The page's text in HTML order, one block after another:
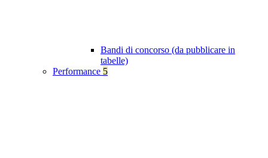
Bandi di concorso (da pubblicare in
tabelle)
Performance 5